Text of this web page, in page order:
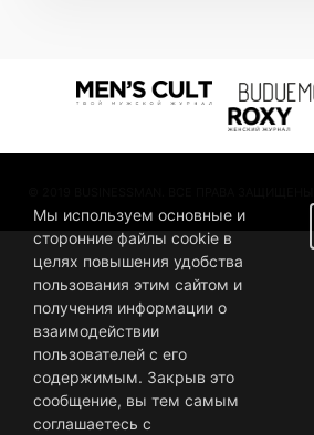
Мы используем основные и
сторонние файлы cookie в
целях повышения удобства
пользования этим сайтом и
получения информации о
взаимодействии
пользователей с его
содержимым. Закрыв это
сообщение, вы тем самым
соглашаетесь с